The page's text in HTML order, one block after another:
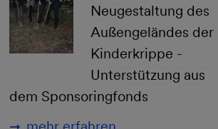
Neugestaltung des
Außengeländes der
Kinderkrippe -
Unterstützung aus
dem Sponsoringfonds